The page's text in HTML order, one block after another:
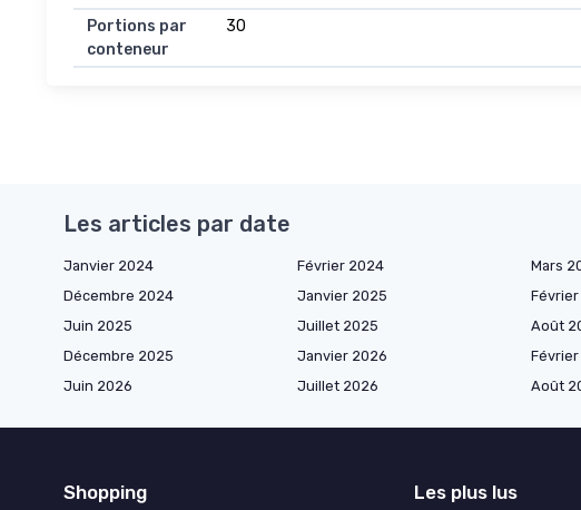
Portions par
conteneur
30
Les articles par date
Janvier 2024 Février 2024 Mars
Décembre 2024
Janvier 2025
Juin 2025
Juillet 2025 Août
Décembre 2025
Janvier 2026
Juin 2026
Juillet 2026 Août
Shopping Les plus lus